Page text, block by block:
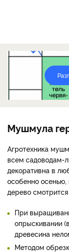
Мушмула
Агротехника
всем садоводам-
декоративна в
особенно осенью,
дерево
При
опрыскивании
древесина
Методом